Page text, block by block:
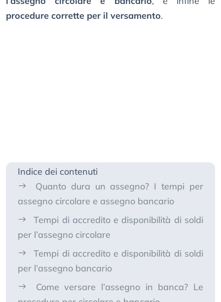
procedure corrette per il versamento.
Indice dei contenuti
Quanto dura un assegno? I tempi per
assegno circolare e assegno bancario
Tempi di accredito e disponibilità di soldi
per l’assegno circolare
Tempi di accredito e disponibilità di soldi
per l’assegno bancario
Come versare l’assegno in banca? Le